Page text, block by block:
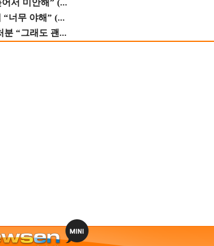
서 미안해” (...
너무 야해” (...
분 “그래도 괜...